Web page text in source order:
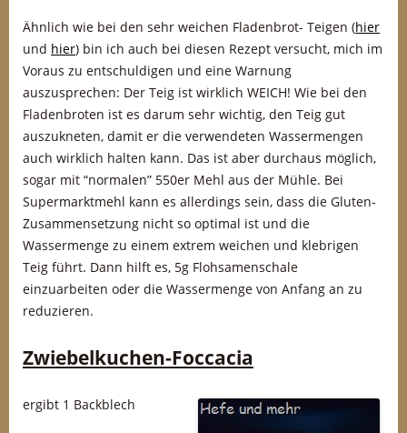
Ähnlich wie bei den sehr weichen Fladenbrot- Teigen (hier
und hier) bin ich auch bei diesen Rezept versucht, mich im
Voraus zu entschuldigen und eine Warnung
auszusprechen: Der Teig ist wirklich WEICH! Wie bei den
Fladenbroten ist es darum sehr wichtig, den Teig gut
auszukneten, damit er die verwendeten Wassermengen
auch wirklich halten kann. Das ist aber durchaus möglich,
sogar mit “normalen” 550er Mehl aus der Mühle. Bei
Supermarktmehl kann es allerdings sein, dass die Gluten-
Zusammensetzung nicht so optimal ist und die
Wassermenge zu einem extrem weichen und klebrigen
Teig führt. Dann hilft es, 5g Flohsamenschale
einzuarbeiten oder die Wassermenge von Anfang an zu
reduzieren.
Zwiebelkuchen-Foccacia
ergibt 1 Backblech